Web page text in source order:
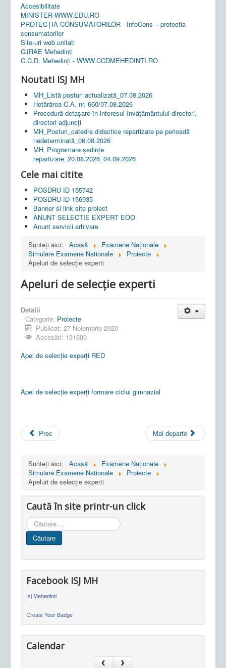
Accesibilitate
MINISTER-WWW.EDU.RO
PROTECȚIA CONSUMATORILOR - InfoCons – protectia
consumatorilor
Site-uri web unitati
CJRAE Mehedinți
C.C.D. Mehedinţi - WWW.CCDMEHEDINTI.RO
Noutati ISJ MH
MH_Listă posturi actualizată_07.08.2026
Hotărârea C.A. nr. 660/07.08.2026
Procedură detașare în interesul învățământului directori,
directori adjuncți
MH_Posturi_catedre didactice repartizate pe perioadă
nedeterminată_06.08.2026
MH_Programare ședințe
repartizare_20.08.2026_04.09.2026
Cele mai citite
POSDRU ID 155742
POSDRU ID 156935
Banner si link site proiect
ANUNT SELECTIE EXPERT EOO
Anunt servicii arhivare
Sunteți aici:
Acasă
Examene Naționale
Simulare Examene Nationale
Proiecte
Apeluri de selecție experti
Apeluri de selecție experti
Detalii
Categorie: Proiecte
Publicat: 27 Noiembrie 2020
Accesări: 131600
Apel de selecție experți RED
Apel de selecție experți formare ciclul gimnazial
Prec Mai departe
Sunteți aici: Acasă
Examene Naționale
Simulare Examene Nationale
Proiecte
Apeluri de selecție experti
Caută în site printr-un click
Cauta
in
site
Căutare
Facebook ISJ MH
Isj Mehedinti
Create Your Badge
Calendar